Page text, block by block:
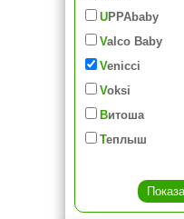
UPPAbaby
Valco Baby
Venicci
Voksi
Витоша
Теплыш